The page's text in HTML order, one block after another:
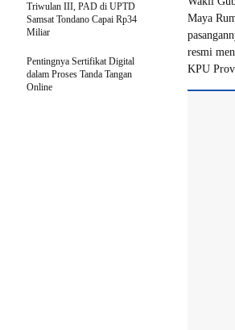
Maya
resmi
KPU
Triwulan III, PAD di UPTD
Samsat Tondano Capai Rp34
Miliar
Pentingnya Sertifikat Digital
dalam Proses Tanda Tangan
Online